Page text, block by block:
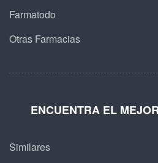
Farmatodo
Otras Farmacias
ENCUENTRA EL
Similares